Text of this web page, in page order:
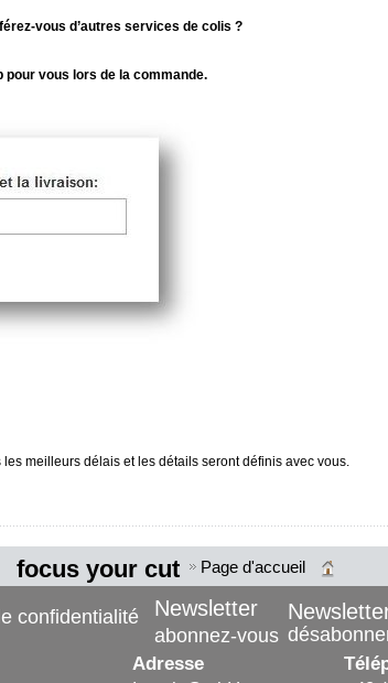
vous d’autres services de colis ?
pour vous lors de la commande.
meilleurs délais et les détails seront définis avec vous.
focus your cut Page d'accueil
confidentialité Newsletter
abonnez-vous
Adresse